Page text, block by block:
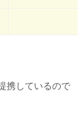
携しているので